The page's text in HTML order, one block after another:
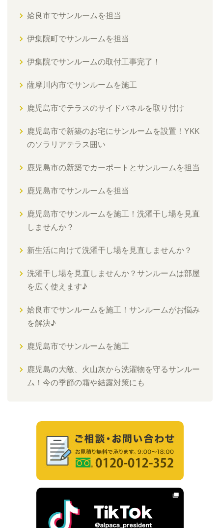
姶良市でサンルームを担当
伊集院町でサンルームを担当
伊集院でサンルームの取付工事完了！
薩摩川内市でサンルームを施工
鹿児島市でテラスのサイドパネルを取り付け
鹿児島市で新築のお宅にサンルームを設置！YKK
のソラリアテラス囲い
鹿児島市の新築でカーポートとサンルームを担当
鹿児島市でサンルームを担当
鹿児島市でサンルームを施工！洗濯干し場を見直
しませんか？
新生活に向けて洗濯干し場を見直しませんか？
洗濯干し場を見直しませんか？サンルームは部屋
を広く使えます♪
姶良市でサンルームを施工！サンルームがお悩み
を解決♪
鹿児島市でサンルームを施工
鹿児島の大敵、火山灰から洗濯物を守るサンルー
ム！今の季節の霜や結露対策にも